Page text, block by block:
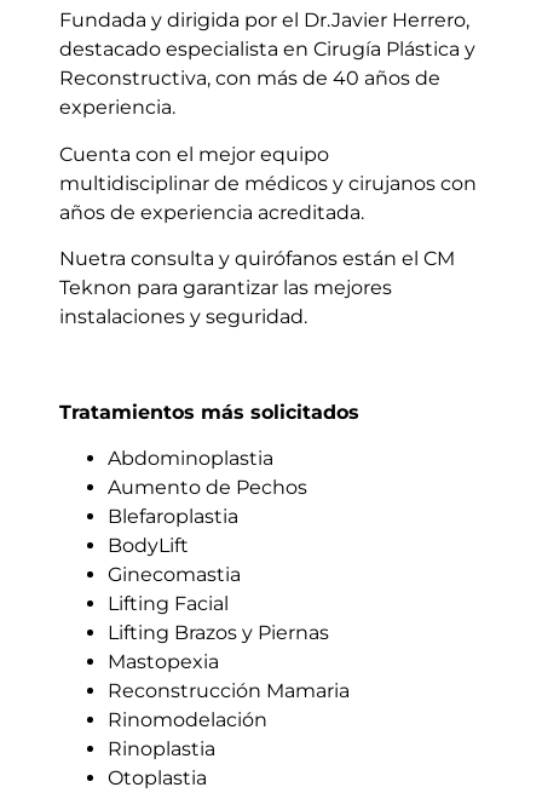
Fundada y dirigida por el Dr.Javier Herrero,
destacado especialista en Cirugía Plástica y
Reconstructiva, con más de 40 años de
experiencia.
Cuenta con el mejor equipo
multidisciplinar de médicos y cirujanos con
años de experiencia acreditada.
Nuetra consulta y quirófanos están el CM
Teknon para garantizar las mejores
instalaciones y seguridad.
Tratamientos más solicitados
Abdominoplastia
Aumento de Pechos
Blefaroplastia
BodyLift
Ginecomastia
Lifting Facial
Lifting Brazos y Piernas
Mastopexia
Reconstrucción Mamaria
Rinomodelación
Rinoplastia
Otoplastia